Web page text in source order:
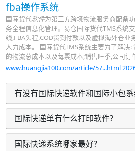
fba操作系统
国际货代软件为第三方跨境物流服务商配备
务全程信息化管理。易仓国际货代TMS系统
线,FBA头程,COD货到付款以及虚拟海外仓业
人力成本。 国际货代TMS系统主要为了解决:
的物流总成本以及每票成本;销售旺季,公司订
www.huangjia100.com/article/57...html
有没有国际快递软件和国际小包系
国际快递单有什么打印软件?
国际快递系统哪家最好?